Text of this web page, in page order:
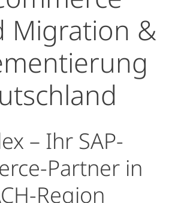
Migration &
– Ihr SAP-
Partner in
Region